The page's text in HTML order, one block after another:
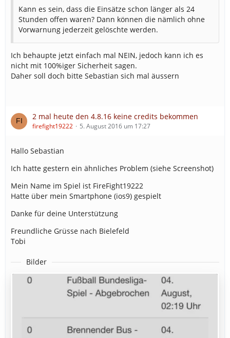
Kann es sein, dass die Einsätze schon länger als 24
Stunden offen waren? Dann können die nämlich ohne
Vorwarnung jederzeit gelöschte werden.
Ich behaupte jetzt einfach mal NEIN, jedoch kann ich es
nicht mit 100%iger Sicherheit sagen.
Daher soll doch bitte Sebastian sich mal äussern
2 mal heute den 4.8.16 keine credits bekommen
firefight19222 5. August 2016 um 17:27
Hallo Sebastian
Ich hatte gestern ein ähnliches Problem (siehe Screenshot)
Mein Name im Spiel ist FireFight19222
Hatte über mein Smartphone (ios9) gespielt
Danke für deine Unterstützung
Freundliche Grüsse nach Bielefeld
Tobi
Bilder